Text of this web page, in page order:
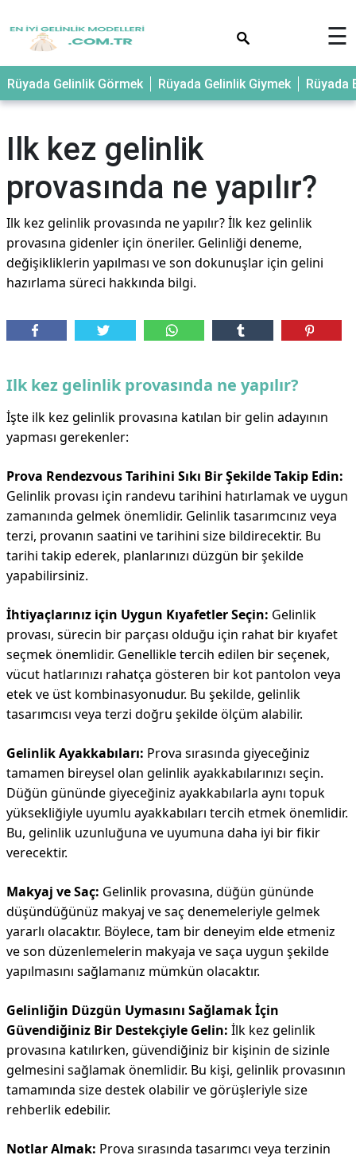
☰
Rüyada Gelinlik Görmek Rüyada Gelinlik Giymek Rüyada
Ilk kez gelinlik
provasında ne yapılır?
Ilk kez gelinlik provasında ne yapılır? İlk kez gelinlik
provasına gidenler için öneriler. Gelinliği deneme,
değişikliklerin yapılması ve son dokunuşlar için gelini
hazırlama süreci hakkında bilgi.
Ilk kez gelinlik provasında ne yapılır?
İşte ilk kez gelinlik provasına katılan bir gelin adayının
yapması gerekenler:
Prova Rendezvous Tarihini Sıkı Bir Şekilde Takip Edin:
Gelinlik provası için randevu tarihini hatırlamak ve uygun
zamanında gelmek önemlidir. Gelinlik tasarımcınız veya
terzi, provanın saatini ve tarihini size bildirecektir. Bu
tarihi takip ederek, planlarınızı düzgün bir şekilde
yapabilirsiniz.
İhtiyaçlarınız için Uygun Kıyafetler Seçin: Gelinlik
provası, sürecin bir parçası olduğu için rahat bir kıyafet
seçmek önemlidir. Genellikle tercih edilen bir seçenek,
vücut hatlarınızı rahatça gösteren bir kot pantolon veya
etek ve üst kombinasyonudur. Bu şekilde, gelinlik
tasarımcısı veya terzi doğru şekilde ölçüm alabilir.
Gelinlik Ayakkabıları: Prova sırasında giyeceğiniz
tamamen bireysel olan gelinlik ayakkabılarınızı seçin.
Düğün gününde giyeceğiniz ayakkabılarla aynı topuk
yüksekliğiyle uyumlu ayakkabıları tercih etmek önemlidir.
Bu, gelinlik uzunluğuna ve uyumuna daha iyi bir fikir
verecektir.
Makyaj ve Saç: Gelinlik provasına, düğün gününde
düşündüğünüz makyaj ve saç denemeleriyle gelmek
yararlı olacaktır. Böylece, tam bir deneyim elde etmeniz
ve son düzenlemelerin makyaja ve saça uygun şekilde
yapılmasını sağlamanız mümkün olacaktır.
Gelinliğin Düzgün Uymasını Sağlamak İçin
Güvendiğiniz Bir Destekçiyle Gelin: İlk kez gelinlik
provasına katılırken, güvendiğiniz bir kişinin de sizinle
gelmesini sağlamak önemlidir. Bu kişi, gelinlik provasının
tamamında size destek olabilir ve görüşleriyle size
rehberlik edebilir.
Notlar Almak: Prova sırasında tasarımcı veya terzinin